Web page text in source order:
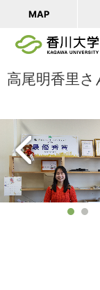
MAP
高尾明香里